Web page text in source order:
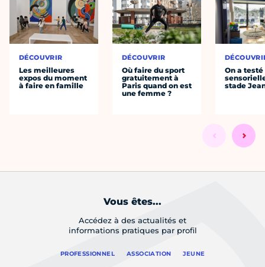
DÉCOUVRIR
Les meilleures
expos du moment
à faire en famille
DÉCOUVRIR
Où faire du sport
gratuitement à
Paris quand on est
une femme ?
On a
stade
Vous êtes...
Accédez à des actualités et
informations pratiques par profil
PROFESSIONNEL ASSOCIATION JEUNE